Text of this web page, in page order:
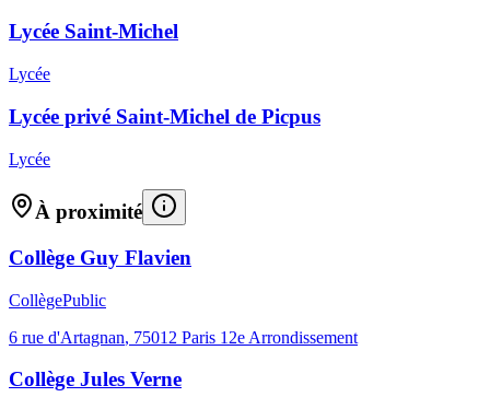
Lycée Saint-Michel
Lycée
Lycée privé Saint-Michel de Picpus
Lycée
À proximité
Collège Guy Flavien
CollègePublic
6 rue d'Artagnan, 75012 Paris 12e Arrondissement
Collège Jules Verne